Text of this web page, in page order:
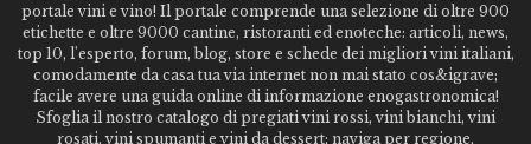
portale vini e vino! Il portale comprende una selezione di oltre 900
etichette e oltre 9000 cantine, ristoranti ed enoteche: articoli, news,
top 10, l'esperto, forum, blog, store e schede dei migliori vini italiani,
comodamente da casa tua via internet non mai stato cos&igrave;
facile avere una guida online di informazione enogastronomica!
Sfoglia il nostro catalogo di pregiati vini rossi, vini bianchi, vini
rosati, vini spumanti e vini da dessert; naviga per regione,